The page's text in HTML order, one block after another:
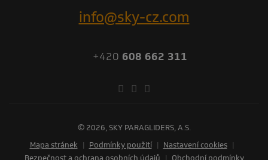
info@sky-cz.com
+420 608 662 311
© 2026, SKY PARAGLIDERS, A.S.
Mapa stránek | Podmínky použití | Nastavení cookies |